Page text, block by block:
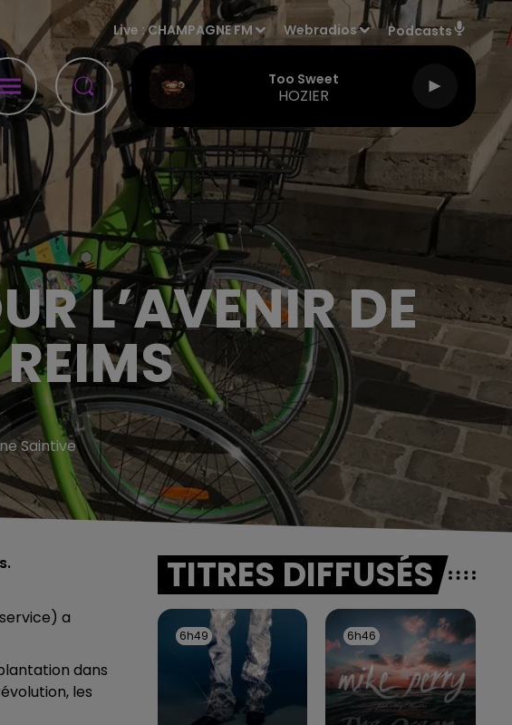
Live :CHAMPAGNE FM Webradios Podcasts
Too Sweet
HOZIER
L’AVENIR DE
Saintive
a
dans
les
TITRES DIFFUSÉS
6h49
6h49 6h46
6h46